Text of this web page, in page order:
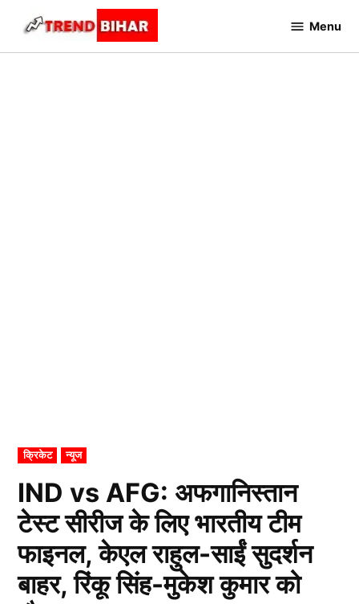
content
Bihar
Menu
POSTED
IN
क्रिकेट न्यूज
IND vs AFG: अफगानिस्तान
टेस्ट सीरीज के लिए भारतीय टीम
फाइनल, केएल राहुल-साईं सुदर्शन
बाहर, रिंकू सिंह-मुकेश कुमार को